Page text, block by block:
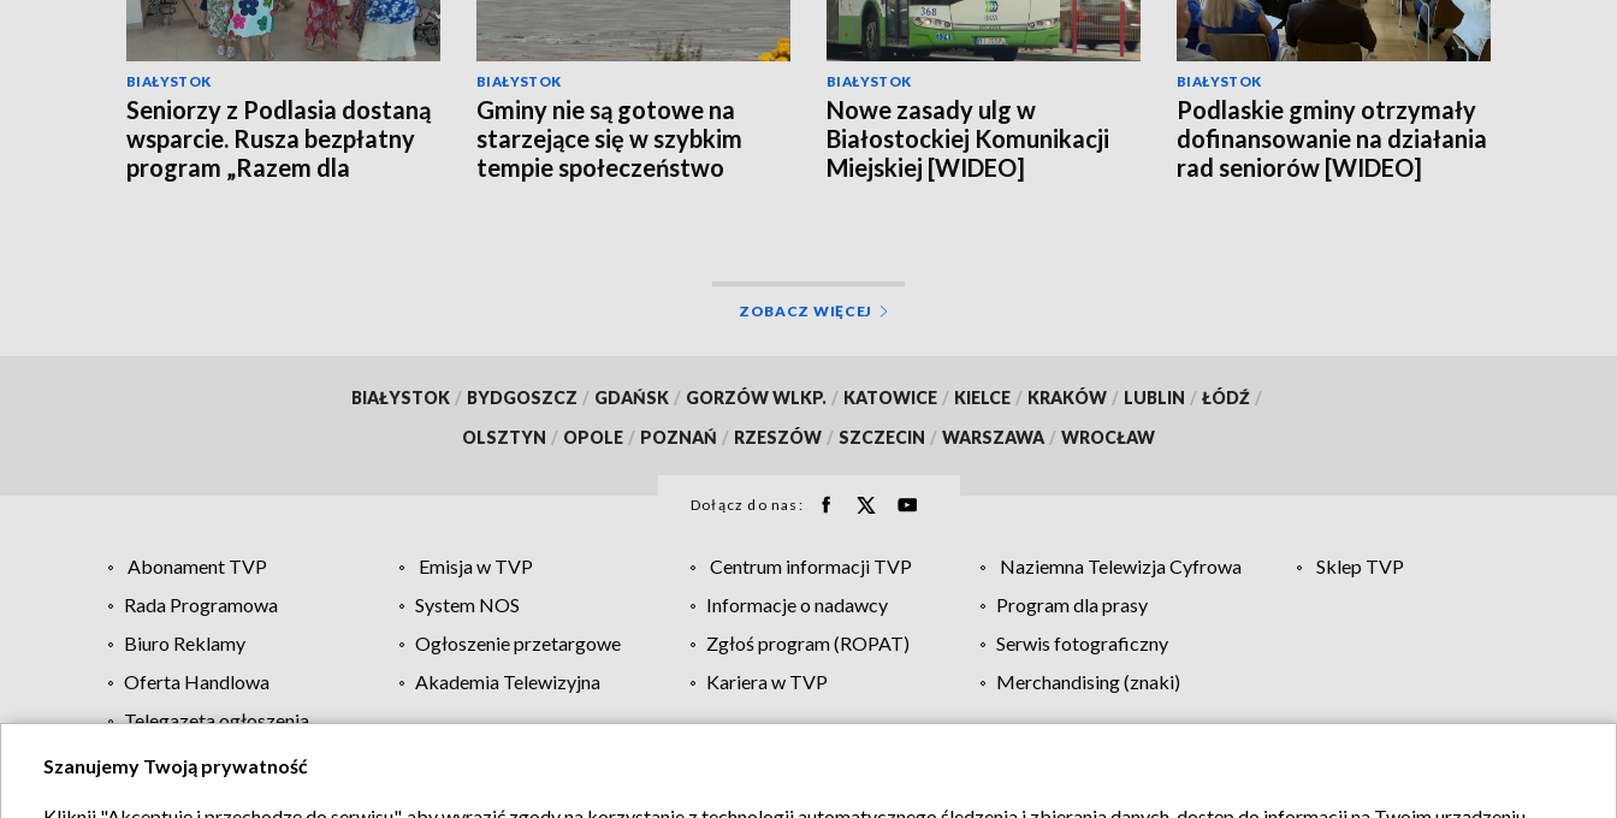
BIAŁYSTOK
Seniorzy z Podlasia dostaną
wsparcie. Rusza bezpłatny
program „Razem dla
BIAŁYSTOK
Gminy nie są gotowe na
starzejące się w szybkim
tempie społeczeństwo
BIAŁYSTOK
Nowe zasady ulg w
Białostockiej Komunikacji
Miejskiej [WIDEO]
BIAŁYSTOK
Podlaskie gminy otrzymały
dofinansowanie na działania
rad seniorów [WIDEO]
ZOBACZ WIĘCEJ
BIAŁYSTOK / BYDGOSZCZ / GDAŃSK / GORZÓW WLKP. / KATOWICE / KIELCE / KRAKÓW / LUBLIN / ŁÓDŹ /
OLSZTYN / OPOLE / POZNAŃ / RZESZÓW / SZCZECIN / WARSZAWA / WROCŁAW
Dołącz do nas:
Abonament TVP Emisja w TVP Centrum informacji TVP Naziemna Telewizja Cyfrowa
Sklep TVP
Rada Programowa
System NOS Informacje o nadawcy
Program dla prasy
Biuro Reklamy
Ogłoszenie przetargowe Zgłoś program (ROPAT)
Serwis fotograficzny
Oferta Handlowa
Akademia Telewizyjna Kariera w TVP
Merchandising (znaki)
Telegazeta ogłoszenia
Regulamin TVP Polityka prywatności Moje zgody Pomoc Biuro reklamy Kontakt
Szanujemy Twoją prywatność